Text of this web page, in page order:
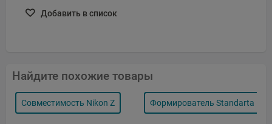
Добавить в список
Найдите похожие товары
Совместимость Nikon Z Формирователь Standarta